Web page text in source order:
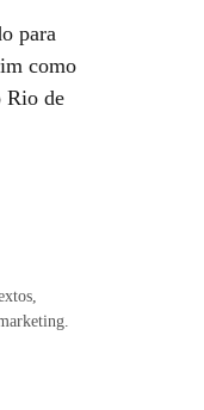
para
como
Rio de